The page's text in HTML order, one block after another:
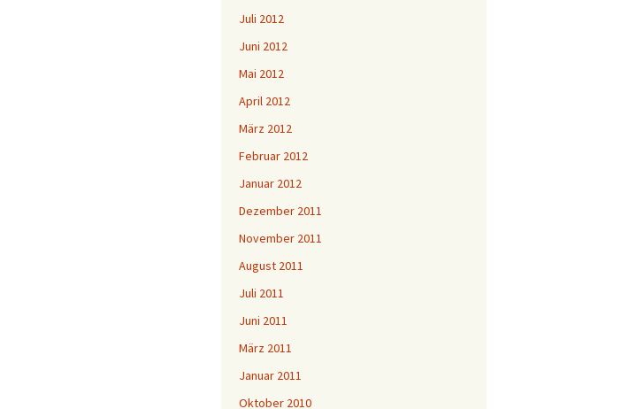
Juli 2012
Juni 2012
Mai 2012
April 2012
März 2012
Februar 2012
Januar 2012
Dezember 2011
November 2011
August 2011
Juli 2011
Juni 2011
März 2011
Januar 2011
Oktober 2010